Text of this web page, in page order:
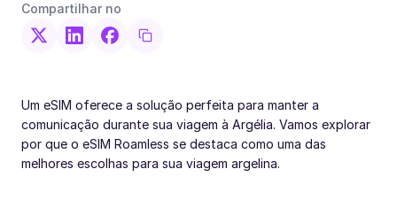
Compartilhar no
Um eSIM oferece a solução perfeita para manter a
comunicação durante sua viagem à Argélia. Vamos explorar
por que o eSIM Roamless se destaca como uma das
melhores escolhas para sua viagem argelina.